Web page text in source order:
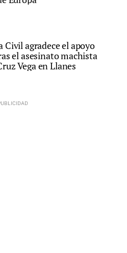
Civil agradece el apoyo
el asesinato machista
Vega en Llanes